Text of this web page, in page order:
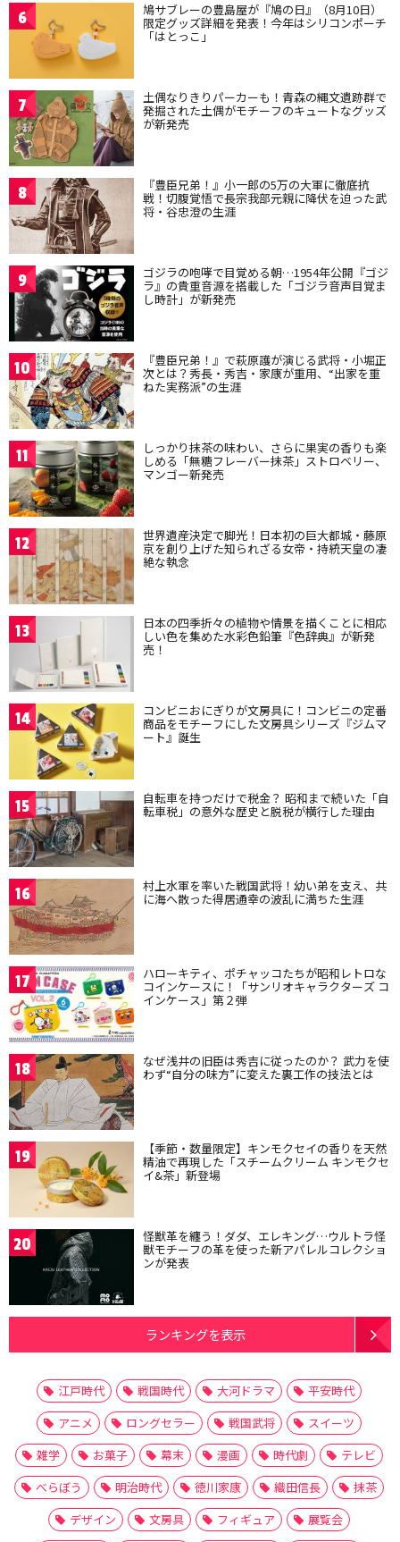
6 鳩サブレーの豊島屋が『鳩の日』（8月10日）
限定グッズ詳細を発表！今年はシリコンポーチ
「はとっこ」
7 土偶なりきりパーカーも！青森の縄文遺跡群で
発掘された土偶がモチーフのキュートなグッズ
が新発売
8 『豊臣兄弟！』小一郎の5万の大軍に徹底抗
戦！切腹覚悟で長宗我部元親に降伏を迫った武
将・谷忠澄の生涯
9 ゴジラの咆哮で目覚める朝…1954年公開『ゴジ
ラ』の貴重音源を搭載した「ゴジラ音声目覚ま
し時計」が新発売
10 『豊臣兄弟！』で萩原護が演じる武将・小堀正
次とは？秀長・秀吉・家康が重用、“出家を重
ねた実務派”の生涯
11 しっかり抹茶の味わい、さらに果実の香りも楽
しめる「無糖フレーバー抹茶」ストロベリー、
マンゴー新発売
12 世界遺産決定で脚光！日本初の巨大都城・藤原
京を創り上げた知られざる女帝・持統天皇の凄
絶な執念
13 日本の四季折々の植物や情景を描くことに相応
しい色を集めた水彩色鉛筆『色辞典』が新発
売！
14 コンビニおにぎりが文房具に！コンビニの定番
商品をモチーフにした文房具シリーズ『ジムマ
ート』誕生
15 自転車を持つだけで税金？ 昭和まで続いた「自
転車税」の意外な歴史と脱税が横行した理由
16 村上水軍を率いた戦国武将！幼い弟を支え、共
に海へ散った得居通幸の波乱に満ちた生涯
17 ハローキティ、ポチャッコたちが昭和レトロな
コインケースに！「サンリオキャラクターズ コ
インケース」第２弾
18 なぜ浅井の旧臣は秀吉に従ったのか？ 武力を使
わず“自分の味方”に変えた裏工作の技法とは
19 【季節・数量限定】キンモクセイの香りを天然
精油で再現した「スチームクリーム キンモクセ
イ&茶」新登場
20 怪獣革を纏う！ダダ、エレキング…ウルトラ怪
獣モチーフの革を使った新アパレルコレクショ
ンが発表
ランキングを表示
江戸時代 戦国時代 大河ドラマ
平安時代
アニメ
ロングセラー 戦国武将
スイーツ
雑学
お菓子 幕末 漫画 時代劇
テレビ
べらぼう
明治時代 徳川家康 織田信長
抹茶
デザイン
文房具 フィギュア
展覧会